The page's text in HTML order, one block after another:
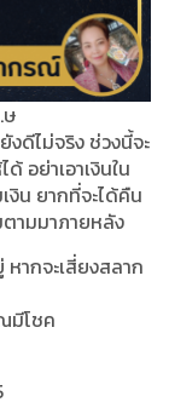
ษ
ดีไม่จริง ช่วงนี้จะ
อย่าเอาเงินใน
งิน ยากที่จะได้คืน
ามมาภายหลัง
ากจะเสี่ยงสลาก
มีโชค